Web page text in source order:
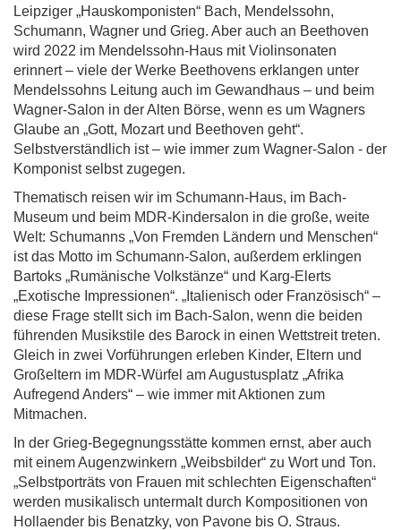
Leipziger „Hauskomponisten“ Bach, Mendelssohn,
Schumann, Wagner und Grieg. Aber auch an Beethoven
wird 2022 im Mendelssohn-Haus mit Violinsonaten
erinnert – viele der Werke Beethovens erklangen unter
Mendelssohns Leitung auch im Gewandhaus – und beim
Wagner-Salon in der Alten Börse, wenn es um Wagners
Glaube an „Gott, Mozart und Beethoven geht“.
Selbstverständlich ist – wie immer zum Wagner-Salon - der
Komponist selbst zugegen.
Thematisch reisen wir im Schumann-Haus, im Bach-
Museum und beim MDR-Kindersalon in die große, weite
Welt: Schumanns „Von Fremden Ländern und Menschen“
ist das Motto im Schumann-Salon, außerdem erklingen
Bartoks „Rumänische Volkstänze“ und Karg-Elerts
„Exotische Impressionen“. „Italienisch oder Französisch“ –
diese Frage stellt sich im Bach-Salon, wenn die beiden
führenden Musikstile des Barock in einen Wettstreit treten.
Gleich in zwei Vorführungen erleben Kinder, Eltern und
Großeltern im MDR-Würfel am Augustusplatz „Afrika
Aufregend Anders“ – wie immer mit Aktionen zum
Mitmachen.
In der Grieg-Begegnungsstätte kommen ernst, aber auch
mit einem Augenzwinkern „Weibsbilder“ zu Wort und Ton.
„Selbstporträts von Frauen mit schlechten Eigenschaften“
werden musikalisch untermalt durch Kompositionen von
Hollaender bis Benatzky, von Pavone bis O. Straus.